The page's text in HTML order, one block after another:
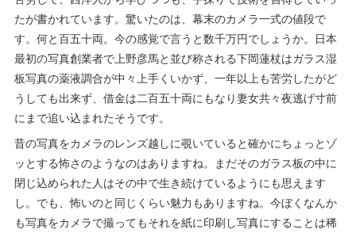
たが書かれています。驚いたのは、幕末のカメラ一式の値段で
す。何と百五十両。今の感覚で言うと数千万円でしょうか。日本
最初の写真創業者で上野彦馬と並び称される下岡蓮杖はガラス湿
板写真の薬液調合が中々上手くいかず、一年以上も苦労したがど
うしても出来ず、借金は二百五十両にもなり妻女共々夜逃げ寸前
にまで追い込まれたそうです。
昔の写真をカメラのレンズ越しに覗いていると確かにちょっとゾ
ッとする怖さのようなのはありますね。まだそのガラス板の中に
閉じ込められた人はその中で生き続けているようにも思えます
し。でも、怖いのと同じくらい魅力もありますね。今ぼくなんか
も写真をカメラで撮ってもそれを紙に印刷し写真にすることは稀